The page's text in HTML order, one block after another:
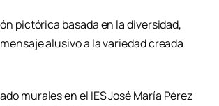
pictórica basada en la diversidad,
alusivo a la variedad creada
murales en el IES José María Pérez